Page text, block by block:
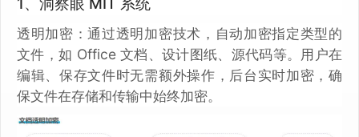
透明加密：通过透明加密技术，自动加密指定类型的
文件，如 Office 文档、设计图纸、源代码等。用户在
编辑、保存文件时无需额外操作，后台实时加密，确
保文件在存储和传输中始终加密。